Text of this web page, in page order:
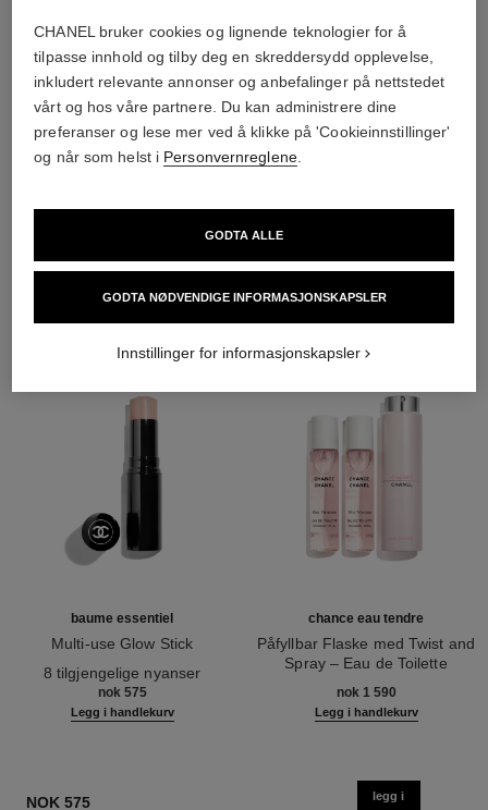
baume essentiel
Multi-use Glow Stick
8 tilgjengelige nyanser
nok 575
Legg i handlekurv
chance eau tendre
Påfyllbar Flaske med Twist and
Spray – Eau de Toilette
nok 1 590
Legg i handlekurv
NOK 575
legg i
CHANEL bruker cookies og lignende teknologier for å
tilpasse innhold og tilby deg en skreddersydd opplevelse,
inkludert relevante annonser og anbefalinger på nettstedet
vårt og hos våre partnere. Du kan administrere dine
preferanser og lese mer ved å klikke på 'Cookieinnstillinger'
og når som helst i Personvernreglene.
GODTA NØDVENDIGE INFORMASJONSKAPSLER
GODTA ALLE
Innstillinger for informasjonskapsler